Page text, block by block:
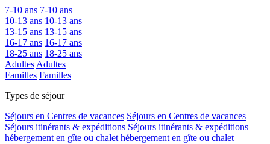
7-10 ans 7-10 ans
10-13 ans 10-13 ans
13-15 ans 13-15 ans
16-17 ans 16-17 ans
18-25 ans 18-25 ans
Adultes Adultes
Familles Familles
Types de séjour
Séjours en Centres de vacances Séjours en Centres de vacances
Séjours itinérants & expéditions Séjours itinérants & expéditions
hébergement en gîte ou chalet hébergement en gîte ou chalet